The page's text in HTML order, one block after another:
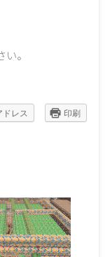
。
ドレス
印刷